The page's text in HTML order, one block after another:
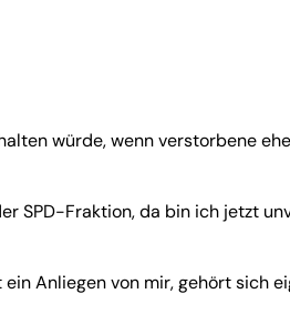
würde, wenn verstorbene
SPD-Fraktion, da bin ich jetzt
Anliegen von mir, gehört sich